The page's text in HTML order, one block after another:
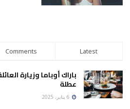
Comments Latest
باراك أوباما وزيارة
عطلة